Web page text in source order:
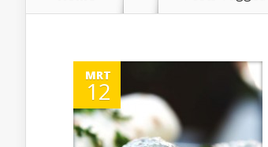
MRT
12